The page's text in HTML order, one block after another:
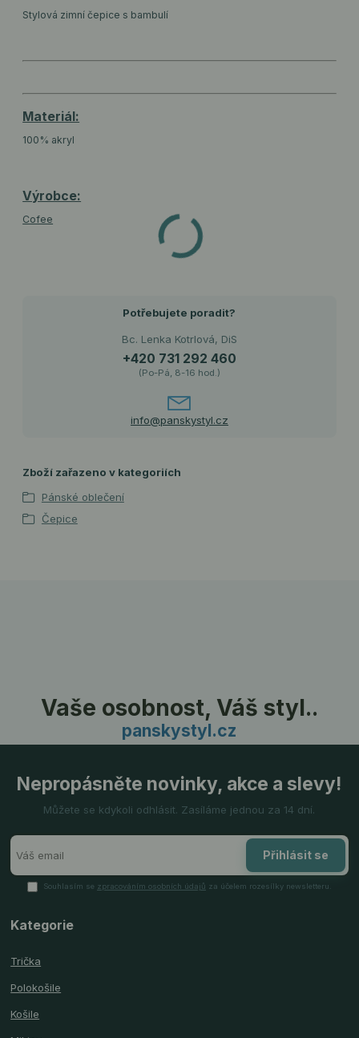
Stylová zimní čepice s bambulí
Materiál:
100% akryl
Výrobce:
Cofee
Potřebujete poradit?
Bc. Lenka Kotrlová, DiS
+420 731 292 460
(Po-Pá, 8-16 hod.)
info@panskystyl.cz
Zboží zařazeno v kategoriích
Pánské oblečení
Čepice
Vaše osobnost, Váš styl..
panskystyl.cz
Nepropásněte novinky, akce a slevy!
Můžete se kdykoli odhlásit. Zasíláme jednou za 14 dní.
Přihlásit se
Souhlasím se zpracováním osobních údajů za účelem rozesílky newsletteru.
Kategorie
Trička
Polokošile
Košile